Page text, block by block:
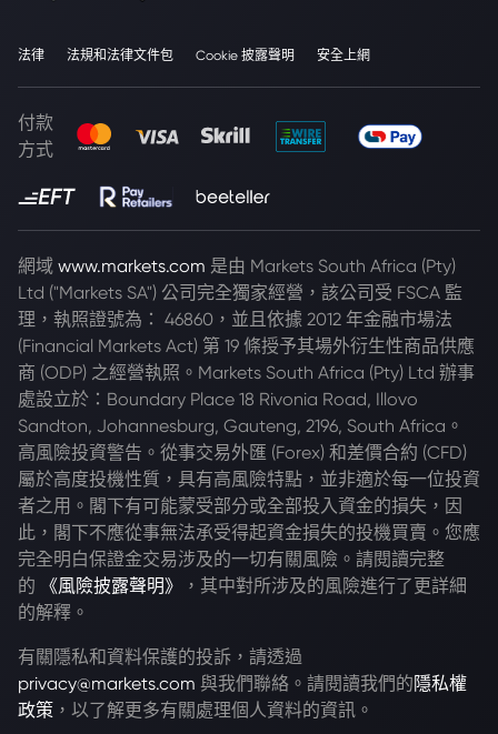
法律 法規和法律文件包 Cookie 披露聲明 安全上網
付款
方式
網域 www.markets.com 是由 Markets South Africa (Pty)
Ltd ("Markets SA") 公司完全獨家經營，該公司受 FSCA 監
理，執照證號為： 46860，並且依據 2012 年金融市場法
(Financial Markets Act) 第 19 條授予其場外衍生性商品供應
商 (ODP) 之經營執照。Markets South Africa (Pty) Ltd 辦事
處設立於：Boundary Place 18 Rivonia Road, Illovo
Sandton, Johannesburg, Gauteng, 2196, South Africa。
高風險投資警告。從事交易外匯 (Forex) 和差價合約 (CFD)
屬於高度投機性質，具有高風險特點，並非適於每一位投資
者之用。閣下有可能蒙受部分或全部投入資金的損失，因
此，閣下不應從事無法承受得起資金損失的投機買賣。您應
完全明白保證金交易涉及的一切有關風險。請閱讀完整
的
《風險披露聲明》
，其中對所涉及的風險進行了更詳細
的解釋。
有關隱私和資料保護的投訴，請透過
privacy@markets.com 與我們聯絡。請閱讀我們的 隱私權
政策 ，以了解更多有關處理個人資料的資訊。